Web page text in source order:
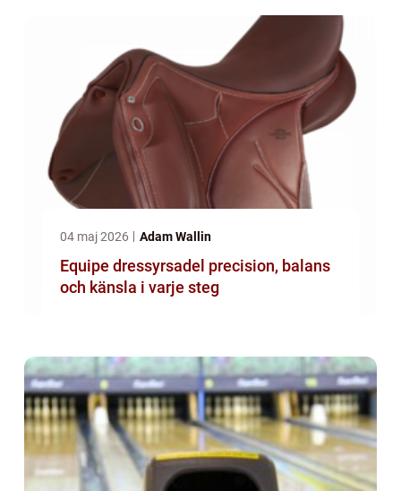
04 maj 2026 Adam Wallin
Equipe dressyrsadel precision, balans
och känsla i varje steg